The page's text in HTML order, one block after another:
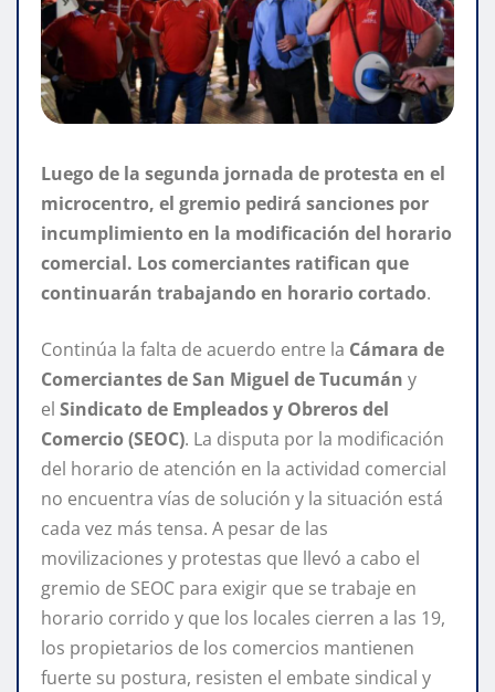
Luego de la segunda jornada de protesta en el
microcentro, el gremio pedirá sanciones por
incumplimiento en la modificación del horario
comercial. Los comerciantes ratifican que
continuarán trabajando en horario cortado.
Continúa la falta de acuerdo entre la Cámara de
Comerciantes de San Miguel de Tucumán y
el Sindicato de Empleados y Obreros del
Comercio (SEOC). La disputa por la modificación
del horario de atención en la actividad comercial
no encuentra vías de solución y la situación está
cada vez más tensa. A pesar de las
movilizaciones y protestas que llevó a cabo el
gremio de SEOC para exigir que se trabaje en
horario corrido y que los locales cierren a las 19,
los propietarios de los comercios mantienen
fuerte su postura, resisten el embate sindical y